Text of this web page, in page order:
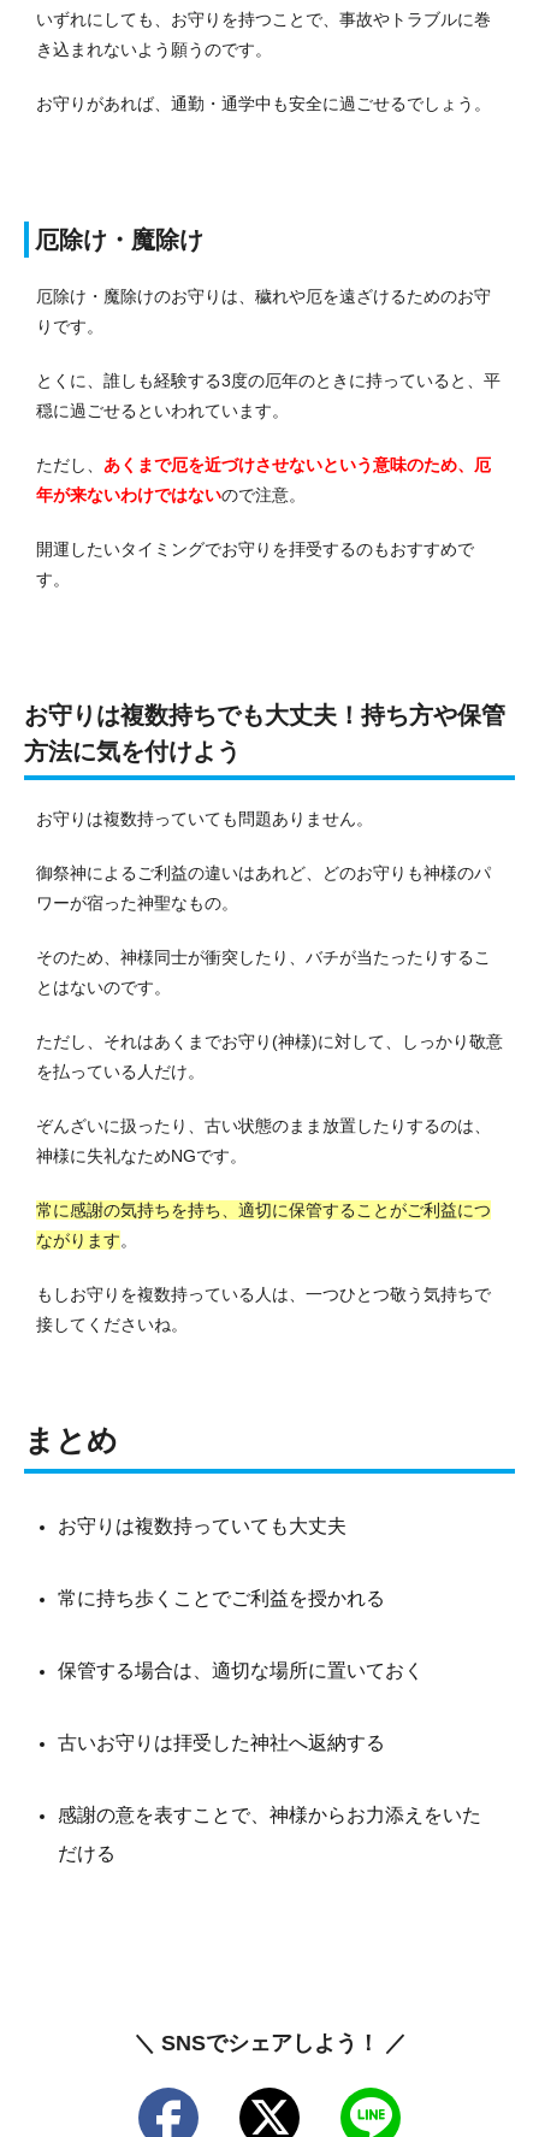
いずれにしても、お守りを持つことで、事故やトラブルに巻
き込まれないよう願うのです。
お守りがあれば、通勤・通学中も安全に過ごせるでしょう。
厄除け・魔除け
厄除け・魔除けのお守りは、穢れや厄を遠ざけるためのお守
りです。
とくに、誰しも経験する3度の厄年のときに持っていると、平
穏に過ごせるといわれています。
ただし、 あくまで厄を近づけさせないという意味のため、厄
年が来ないわけではないので注意。
開運したいタイミングでお守りを拝受するのもおすすめで
す。
お守りは複数持ちでも大丈夫！持ち方や保管
方法に気を付けよう
お守りは複数持っていても問題ありません。
御祭神によるご利益の違いはあれど、どのお守りも神様のパ
ワーが宿った神聖なもの。
そのため、神様同士が衝突したり、バチが当たったりするこ
とはないのです。
ただし、それはあくまでお守り(神様)に対して、しっかり敬意
を払っている人だけ。
ぞんざいに扱ったり、古い状態のまま放置したりするのは、
神様に失礼なためNGです。
常に感謝の気持ちを持ち、適切に保管することがご利益につ
ながります。
もしお守りを複数持っている人は、一つひとつ敬う気持ちで
接してくださいね。
まとめ
お守りは複数持っていても大丈夫
常に持ち歩くことでご利益を授かれる
保管する場合は、適切な場所に置いておく
古いお守りは拝受した神社へ返納する
感謝の意を表すことで、神様からお力添えをいた
だける
＼ SNSでシェアしよう！ ／